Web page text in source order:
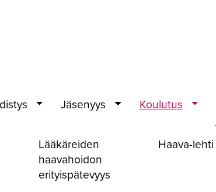
Jäsenyys Koulutus
Lääkäreiden
haavahoidon
erityispätevyys
Haava-lehti